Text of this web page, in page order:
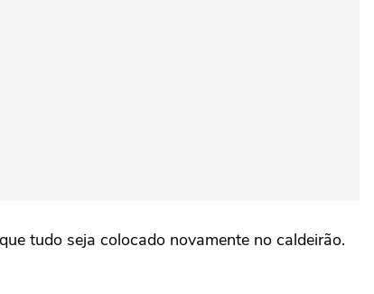
tudo seja colocado novamente no caldeirão.